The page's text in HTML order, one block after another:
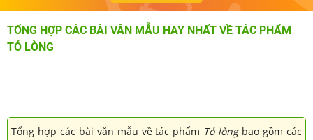
TỔNG HỢP CÁC BÀI VĂN MẪU HAY NHẤT VỀ TÁC PHẨM
TỎ LÒNG
Tổng hợp các bài văn mẫu về tác phẩm Tỏ lòngbao gồm các